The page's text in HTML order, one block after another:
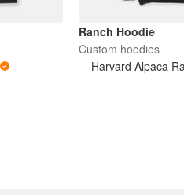
Ranch Hoodie
Custom hoodies
Harvard Alpaca